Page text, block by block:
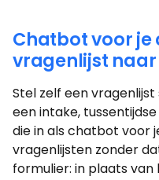
Chatbot voor je
vragenlijst
Stel zelf een
een intake,
die in als chatbot voor
vragenlijsten zonder
formulier: in plaats